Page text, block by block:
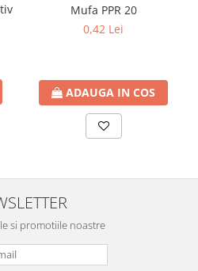
Mufa PPR 20
0,42 Lei
ADAUGA IN COS
si promotiile noastre